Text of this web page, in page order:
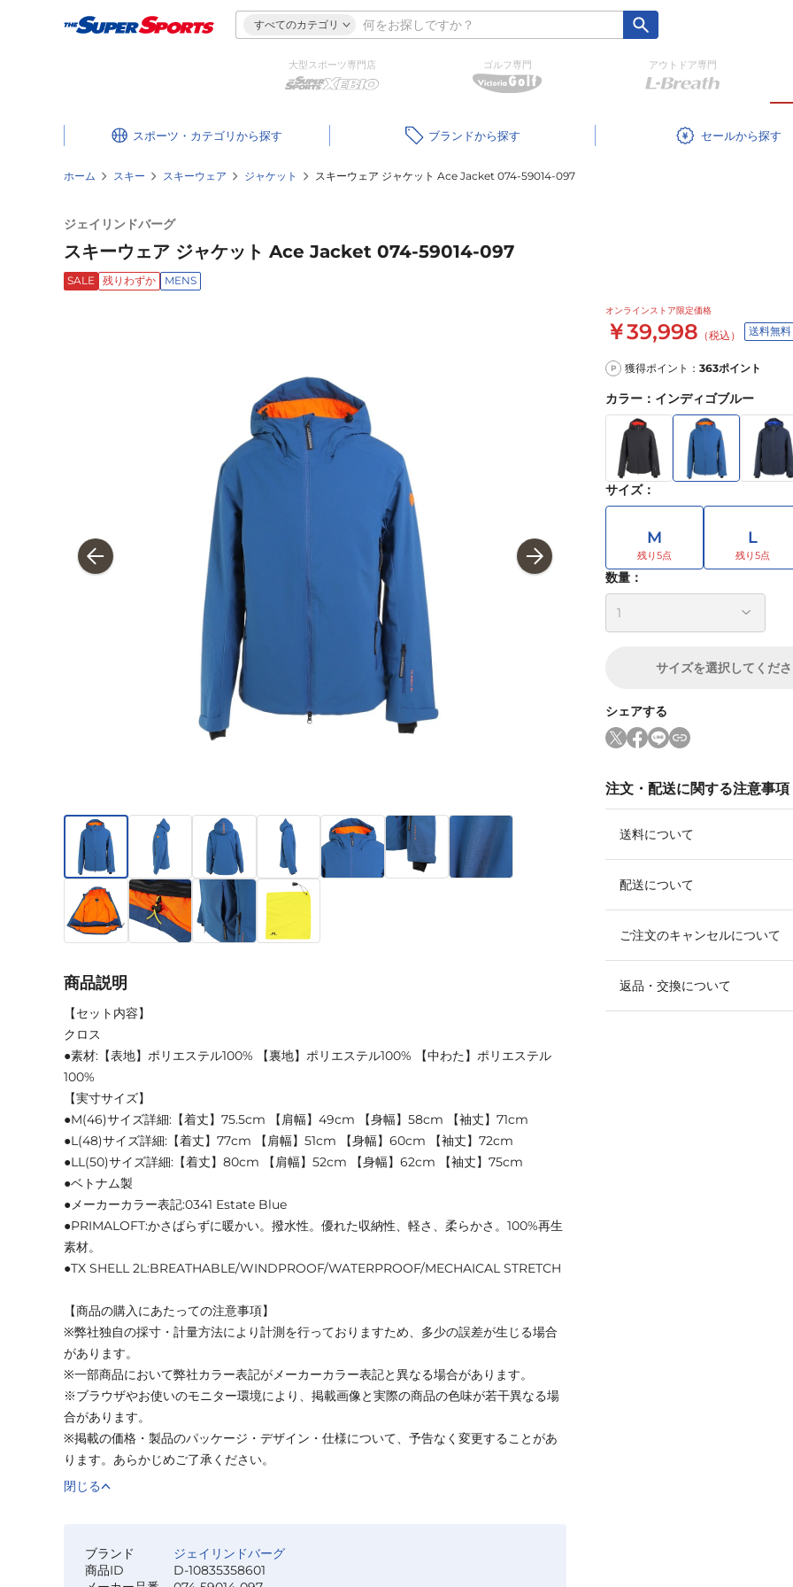
すべてのカテゴリ
大型スポーツ専門店 ゴルフ専門 アウトドア専門
スポーツ・カテゴリ ブランド セール
ホーム スキー スキーウェア ジャケット スキーウェア ジャケット Ace Jacket 074-59014-097
ジェイリンドバーグ
スキーウェア ジャケット Ace Jacket 074-59014-097
SALE 残りわずか MENS
オンラインストア限定価格
￥39,998 （税込） 送料無料
P 獲得ポイント： 363ポイント
カラー ： インディゴブルー
サイズ：
M L
数量：
サイズを選択してくだ
シェアする
注文・配送に関する注意事項
送料について
配送について
ご注文のキャンセルについて
返品・交換について
商品説明
【セット内容】
クロス
●素材:【表地】ポリエステル100% 【裏地】ポリエステル100% 【中わた】ポリエステル
100%
【実寸サイズ】
●M(46)サイズ詳細:【着丈】75.5cm 【肩幅】49cm 【身幅】58cm 【袖丈】71cm
●L(48)サイズ詳細:【着丈】77cm 【肩幅】51cm 【身幅】60cm 【袖丈】72cm
●LL(50)サイズ詳細:【着丈】80cm 【肩幅】52cm 【身幅】62cm 【袖丈】75cm
●ベトナム製
●メーカーカラー表記:0341 Estate Blue
●PRIMALOFT:かさばらずに暖かい。撥水性。優れた収納性、軽さ、柔らかさ。100%再生
素材。
●TX SHELL 2L:BREATHABLE/WINDPROOF/WATERPROOF/MECHAICAL STRETCH
【商品の購入にあたっての注意事項】
※弊社独自の採寸・計量方法により計測を行っておりますため、多少の誤差が生じる場合
があります。
※一部商品において弊社カラー表記がメーカーカラー表記と異なる場合があります。
※ブラウザやお使いのモニター環境により、掲載画像と実際の商品の色味が若干異なる場
合があります。
※掲載の価格・製品のパッケージ・デザイン・仕様について、予告なく変更することがあ
ります。あらかじめご了承ください。
閉じる
ブランド
ジェイリンドバーグ
商品ID
D-10835358601